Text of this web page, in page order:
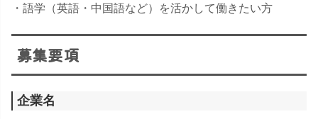
・語学（英語・中国語など）を活かして働きたい方
募集要項
企業名